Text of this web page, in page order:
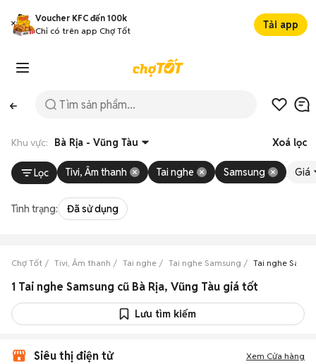
Voucher KFC đến 100k
Chỉ có trên app Chợ Tốt
Tải app
Khu vực: Bà Rịa - Vũng Tàu Xoá lọc
Lọc Tivi, Âm thanh Tai nghe Samsung Giá
Tình trạng: Đã sử dụng
Chợ Tốt Tivi, Âm thanh Tai nghe Tai nghe Samsung Tai nghe
1 Tai nghe Samsung cũ Bà Rịa, Vũng Tàu giá tốt
Lưu tìm kiếm
Siêu thị điện tử Xem Cửa hàng